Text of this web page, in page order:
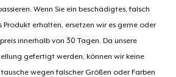
Wenn Sie ein beschädigtes, falsch
erhalten, ersetzen wir es gerne oder
innerhalb von 30 Tagen. Da unsere
gefertigt werden, können wir keine
wegen falscher Größen oder Farben